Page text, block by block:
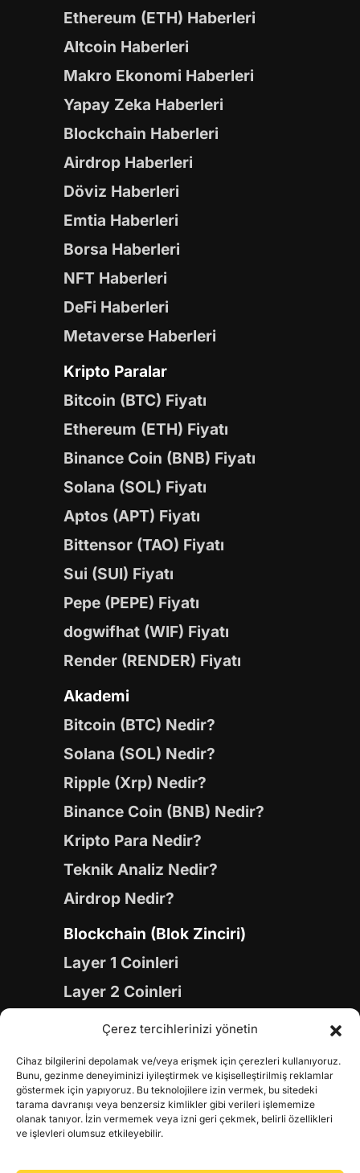
Çerez tercihlerinizi yönetin
Cihaz bilgilerini depolamak ve/veya erişmek için çerezleri kullanıyoruz.
Bunu, gezinme deneyiminizi iyileştirmek ve kişiselleştirilmiş reklamlar
göstermek için yapıyoruz. Bu teknolojilere izin vermek, bu sitedeki
tarama davranışı veya benzersiz kimlikler gibi verileri işlememize
olanak tanıyor. İzin vermemek veya izni geri çekmek, belirli özellikleri
ve işlevleri olumsuz etkileyebilir.
Ethereum (ETH) Haberleri
Altcoin Haberleri
Makro Ekonomi Haberleri
Yapay Zeka Haberleri
Blockchain Haberleri
Airdrop Haberleri
Döviz Haberleri
Emtia Haberleri
Borsa Haberleri
NFT Haberleri
DeFi Haberleri
Metaverse Haberleri
Kripto Paralar
Bitcoin (BTC) Fiyatı
Ethereum (ETH) Fiyatı
Binance Coin (BNB) Fiyatı
Solana (SOL) Fiyatı
Aptos (APT) Fiyatı
Bittensor (TAO) Fiyatı
Sui (SUI) Fiyatı
Pepe (PEPE) Fiyatı
dogwifhat (WIF) Fiyatı
Render (RENDER) Fiyatı
Akademi
Bitcoin (BTC) Nedir?
Solana (SOL) Nedir?
Ripple (Xrp) Nedir?
Binance Coin (BNB) Nedir?
Kripto Para Nedir?
Teknik Analiz Nedir?
Airdrop Nedir?
Blockchain (Blok Zinciri)
Layer 1 Coinleri
Layer 2 Coinleri
Yapay Zeka (AI) Coinleri
Gaming Coinleri
RWA Coinleri
DeFi Coinleri
DePIN Coinleri